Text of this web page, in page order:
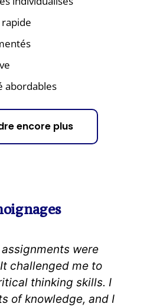
rapide
abordables
encore plus
were
challenged me to
thinking skills. I
of knowledge, and I